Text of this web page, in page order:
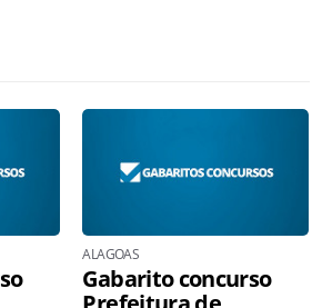
ALAGOAS
Gabarito concurso